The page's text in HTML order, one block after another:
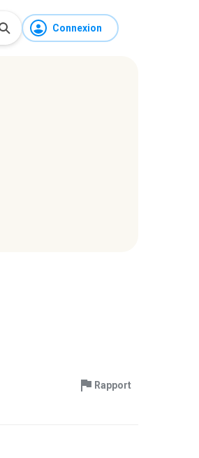
Connexion
Rapport